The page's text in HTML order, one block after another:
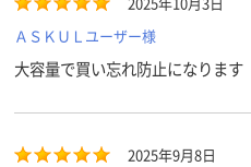
ＡＳＫＵＬユーザー様
大容量で買い忘れ防止になります
2025年9月8日